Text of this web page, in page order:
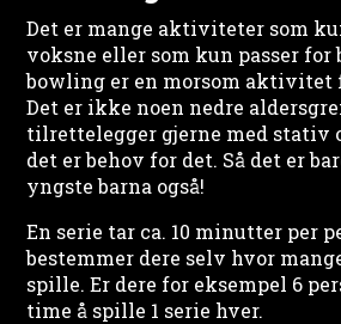
Det er mange aktiviteter som
voksne eller som kun passer for
bowling er en morsom aktivitet
Det er ikke noen nedre
tilrettelegger gjerne med stativ
det er behov for det. Så det er
yngste barna også!
En serie tar ca. 10 minutter per
bestemmer dere selv hvor
spille. Er dere for eksempel 6
time å spille 1 serie hver.